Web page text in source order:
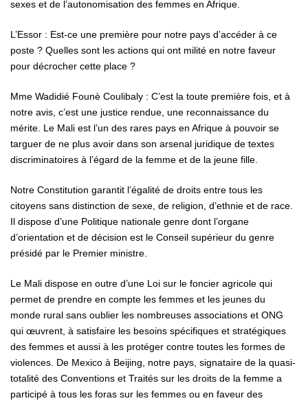
sexes et de l’autonomisation des femmes en Afrique.
L’Essor : Est-ce une première pour notre pays d’accéder à ce
poste ? Quelles sont les actions qui ont milité en notre faveur
pour décrocher cette place ?
Mme Wadidié Founè Coulibaly : C’est la toute première fois, et à
notre avis, c’est une justice rendue, une reconnaissance du
mérite. Le Mali est l’un des rares pays en Afrique à pouvoir se
targuer de ne plus avoir dans son arsenal juridique de textes
discriminatoires à l’égard de la femme et de la jeune fille.
Notre Constitution garantit l’égalité de droits entre tous les
citoyens sans distinction de sexe, de religion, d’ethnie et de race.
Il dispose d’une Politique nationale genre dont l’organe
d’orientation et de décision est le Conseil supérieur du genre
présidé par le Premier ministre.
Le Mali dispose en outre d’une Loi sur le foncier agricole qui
permet de prendre en compte les femmes et les jeunes du
monde rural sans oublier les nombreuses associations et ONG
qui œuvrent, à satisfaire les besoins spécifiques et stratégiques
des femmes et aussi à les protéger contre toutes les formes de
violences. De Mexico à Beijing, notre pays, signataire de la quasi-
totalité des Conventions et Traités sur les droits de la femme a
participé à tous les foras sur les femmes ou en faveur des